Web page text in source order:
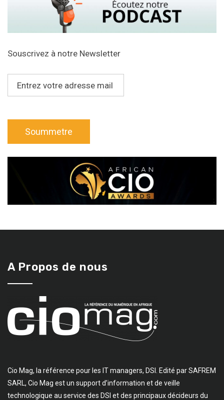
Souscrivez à notre Newsletter
A Propos de nous
Cio Mag, la référence pour les IT managers, DSI. Edité par SAFREM
SARL, Cio Mag est un support d’information et de veille
technologique au service des DSI et des principaux décideurs du